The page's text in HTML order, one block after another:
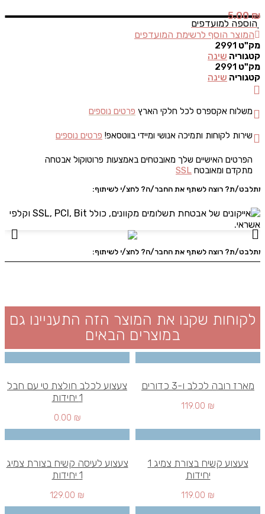
5.00₪
הוספה למועדפים
המוצר הוסף לרשימת המועדפים
מק"ט 2991
קטגוריה שינה
מק"ט 2991
קטגוריה שינה
משלוח אקספרס לכל חלקי הארץ פרטים נוספים
שירות לקוחות ותמיכה אנושי ומיידי בווטסאפ! פרטים נוספים
הפרטים האישיים שלך מאובטחים באמצעות פרוטוקול אבטחה
מתקדם ומאובטח SSL
מתלבט/ת? רוצה לשתף את החבר/ה? לחצ/י לשיתוף:
מתלבט/ת? רוצה לשתף את החבר/ה? לחצ/י לשיתוף:
לקוחות שקנו את המוצר הזה התעניינו גם
במוצרים הבאים
מארז רובה לכלב ו-3 כדורים
119.00 ₪
צעצוע לכלב חולצת טי עם חבל
1 יחידות
0.00 ₪
צעצוע קשיח בצורת צמיג 1
יחידות
119.00 ₪
צעצוע לעיסה קשיח בצורת צמיג
1 יחידות
129.00 ₪